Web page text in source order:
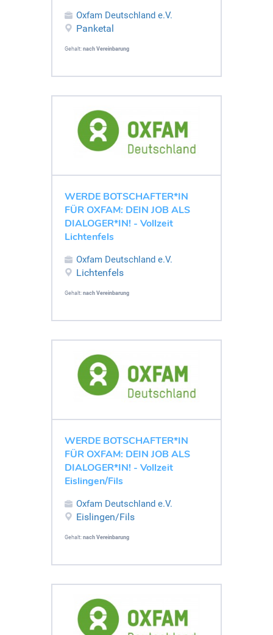
Oxfam Deutschland e.V.
Panketal
Gehalt: nach Vereinbarung
WERDE BOTSCHAFTER*IN
FÜR OXFAM: DEIN JOB ALS
DIALOGER*IN! - Vollzeit
Lichtenfels
Oxfam Deutschland e.V.
Lichtenfels
Gehalt: nach Vereinbarung
WERDE BOTSCHAFTER*IN
FÜR OXFAM: DEIN JOB ALS
DIALOGER*IN! - Vollzeit
Eislingen/Fils
Oxfam Deutschland e.V.
Eislingen/Fils
Gehalt: nach Vereinbarung